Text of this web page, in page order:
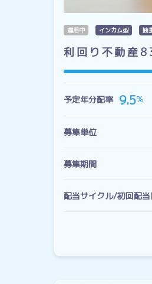
運用中 インカム型 抽
利回り不動産
予定年分配率 9.5％
募集単位
募集期間
配当サイクル/初回配当